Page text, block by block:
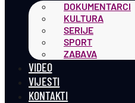
DOKUMENTARCI
KULTURA
SERIJE
SPORT
ZABAVA
VIDEO
VIJESTI
KONTAKTI